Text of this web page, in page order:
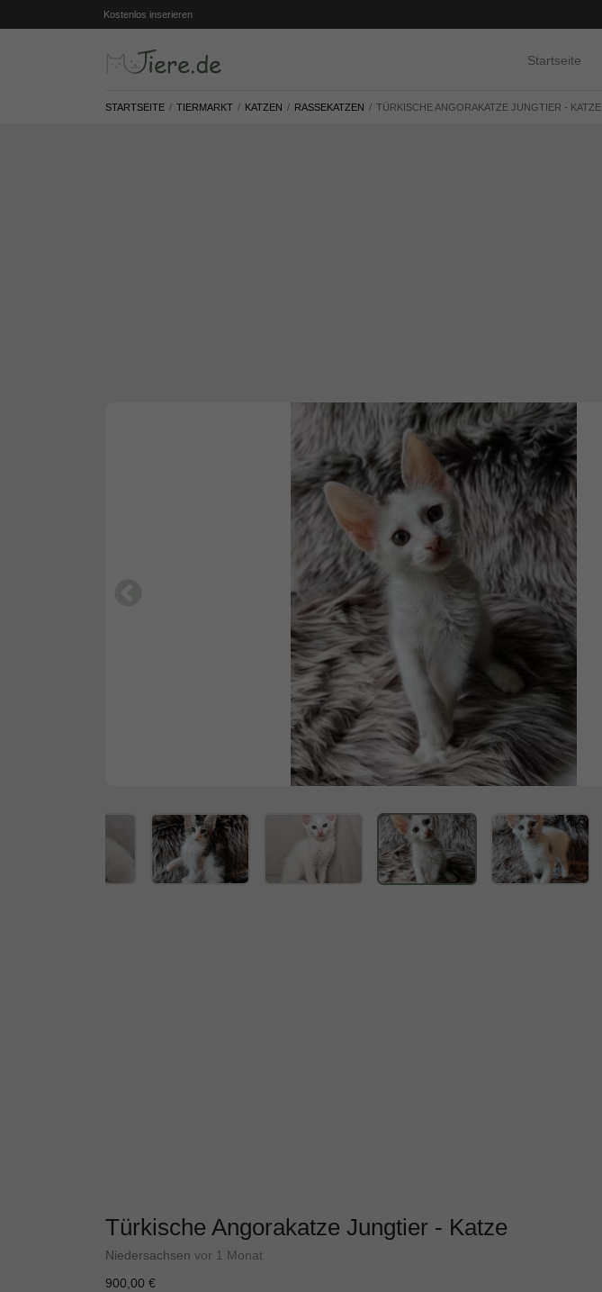
Kostenlos inserieren
Startseite
STARTSEITE TIERMARKT KATZEN RASSEKATZEN TÜRKISCHE ANGORAKATZE JUNGTIER - KATZE
Türkische Angorakatze Jungtier - Katze
Niedersachsen vor 1 Monat
900,00 €